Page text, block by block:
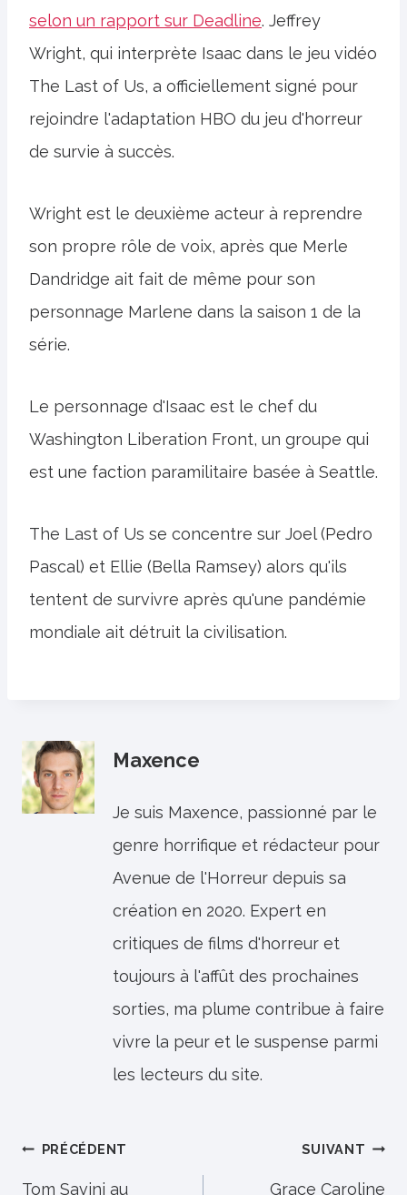
selon un rapport sur Deadline. Jeffrey
Wright, qui interprète Isaac dans le jeu vidéo
The Last of Us, a officiellement signé pour
rejoindre l'adaptation HBO du jeu d'horreur
de survie à succès.
Wright est le deuxième acteur à reprendre
son propre rôle de voix, après que Merle
Dandridge ait fait de même pour son
personnage Marlene dans la saison 1 de la
série.
Le personnage d'Isaac est le chef du
Washington Liberation Front, un groupe qui
est une faction paramilitaire basée à Seattle.
The Last of Us se concentre sur Joel (Pedro
Pascal) et Ellie (Bella Ramsey) alors qu'ils
tentent de survivre après qu'une pandémie
mondiale ait détruit la civilisation.
Maxence
Je suis Maxence, passionné par le
genre horrifique et rédacteur pour
Avenue de l'Horreur depuis sa
création en 2020. Expert en
critiques de films d'horreur et
toujours à l'affût des prochaines
sorties, ma plume contribue à faire
vivre la peur et le suspense parmi
les lecteurs du site.
Navigation
PRÉCÉDENT
Tom Savini au
SUIVANT
Grace Caroline